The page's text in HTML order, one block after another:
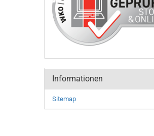
Informationen
Sitemap